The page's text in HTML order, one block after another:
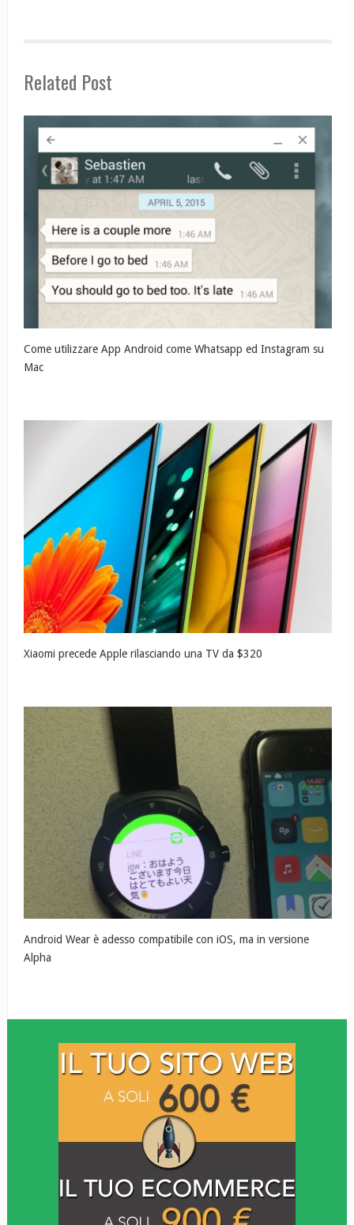
Related Post
Come utilizzare App Android come Whatsapp ed Instagram su
Mac
Xiaomi precede Apple rilasciando una TV da $320
Android Wear è adesso compatibile con iOS, ma in versione
Alpha